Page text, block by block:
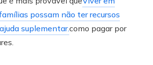
possam não ter recursos
suplementar.como pagar por